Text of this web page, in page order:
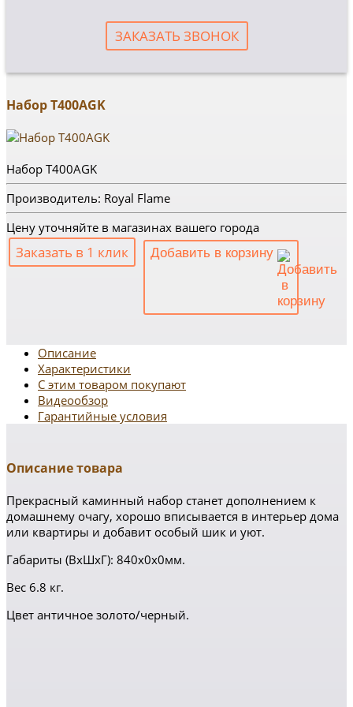
ЗАКАЗАТЬ ЗВОНОК
Набор T400AGK
Набор T400AGK
Производитель: Royal Flame
Цену уточняйте в магазинах вашего города
Заказать в 1 клик Добавить в корзину
Описание
Характеристики
С этим товаром покупают
Видеообзор
Гарантийные условия
Описание товара
Прекрасный каминный набор станет дополнением к
домашнему очагу, хорошо вписывается в интерьер дома
или квартиры и добавит особый шик и уют.
Габариты (ВхШxГ): 840х0х0мм.
Вес 6.8 кг.
Цвет античное золото/черный.